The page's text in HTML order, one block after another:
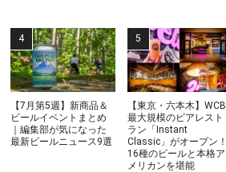
【7月第5週】新商品＆
ビールイベントまとめ
｜編集部が気になった
最新ビールニュース9選
【東京・六本木】WCB
最大規模のビアレスト
ラン「Instant
Classic」がオープン！
16種のビールと本格ア
メリカンを堪能